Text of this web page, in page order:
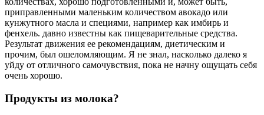
приправленными маленьким количеством авокадо или
кунжутного масла и специями, например как имбирь и
фенхель. давно известны как пищеварительные средства.
Результат движения ее рекомендациям, диетическим и
прочим, был ошеломляющим. Я не знал, насколько далеко я
уйду от отличного самочувствия, пока не начну ощущать себя
очень хорошо.
Продукты из молока?